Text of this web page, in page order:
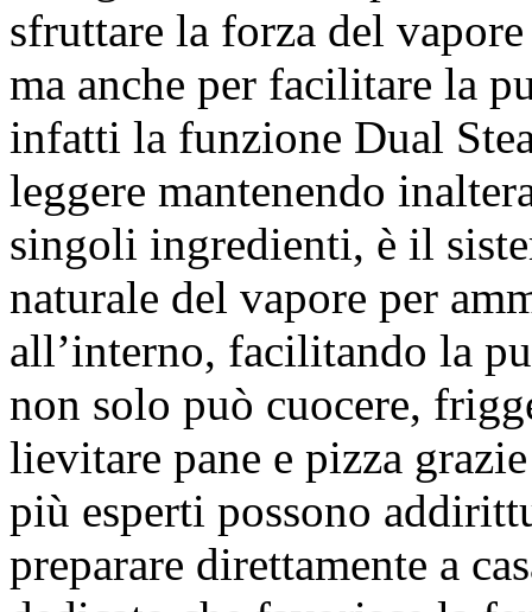
sfruttare la forza del
ma anche per facilitare la
infatti la funzione Dual
leggere mantenendo
singoli ingredienti, è il
naturale del vapore per
all’interno, facilitando la
non solo può cuocere,
lievitare pane e pizza
più esperti possono
preparare direttamente a